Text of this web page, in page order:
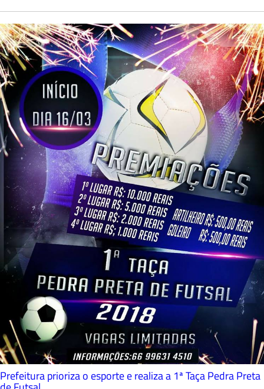
Prefeitura prioriza o esporte e realiza a 1ª Taça Pedra Preta